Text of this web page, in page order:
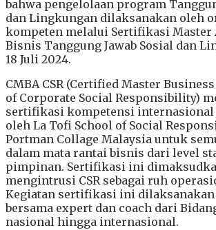
bahwa pengelolaan program
dan Lingkungan dilaksanakan oleh
kompeten melalui Sertifikasi
Bisnis Tanggung Jawab Sosial dan
18 Juli 2024.
CMBA CSR (Certified Master
of Corporate Social Responsibility)
sertifikasi kompetensi internasional
oleh La Tofi School of Social
Portman Collage Malaysia untuk
dalam mata rantai bisnis dari level
pimpinan. Sertifikasi ini
mengintrusi CSR sebagai ruh
Kegiatan sertifikasi ini dilaksanakan
bersama expert dan coach dari
nasional hingga internasional.